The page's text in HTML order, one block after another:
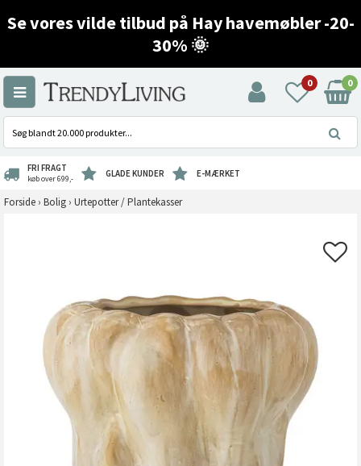
Se vores vilde tilbud på Hay havemøbler -20-
30% 🌞
0 0
FRI FRAGT
køb over 699,- GLADE KUNDER E-MÆRKET
Forside › Bolig › Urtepotter / Plantekasser